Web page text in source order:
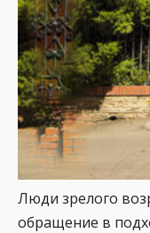
Люди зрелого
обращение в